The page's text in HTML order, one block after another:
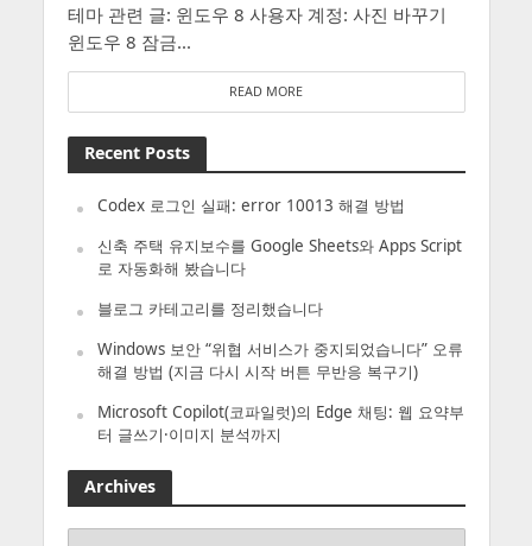
테마 관련 글: 윈도우 8 사용자 계정: 사진 바꾸기
윈도우 8 잠금...
READ MORE
Recent Posts
Codex 로그인 실패: error 10013 해결 방법
신축 주택 유지보수를 Google Sheets와 Apps Script
로 자동화해 봤습니다
블로그 카테고리를 정리했습니다
Windows 보안 “위협 서비스가 중지되었습니다” 오류
해결 방법 (지금 다시 시작 버튼 무반응 복구기)
Microsoft Copilot(코파일럿)의 Edge 채팅: 웹 요약부
터 글쓰기·이미지 분석까지
Archives